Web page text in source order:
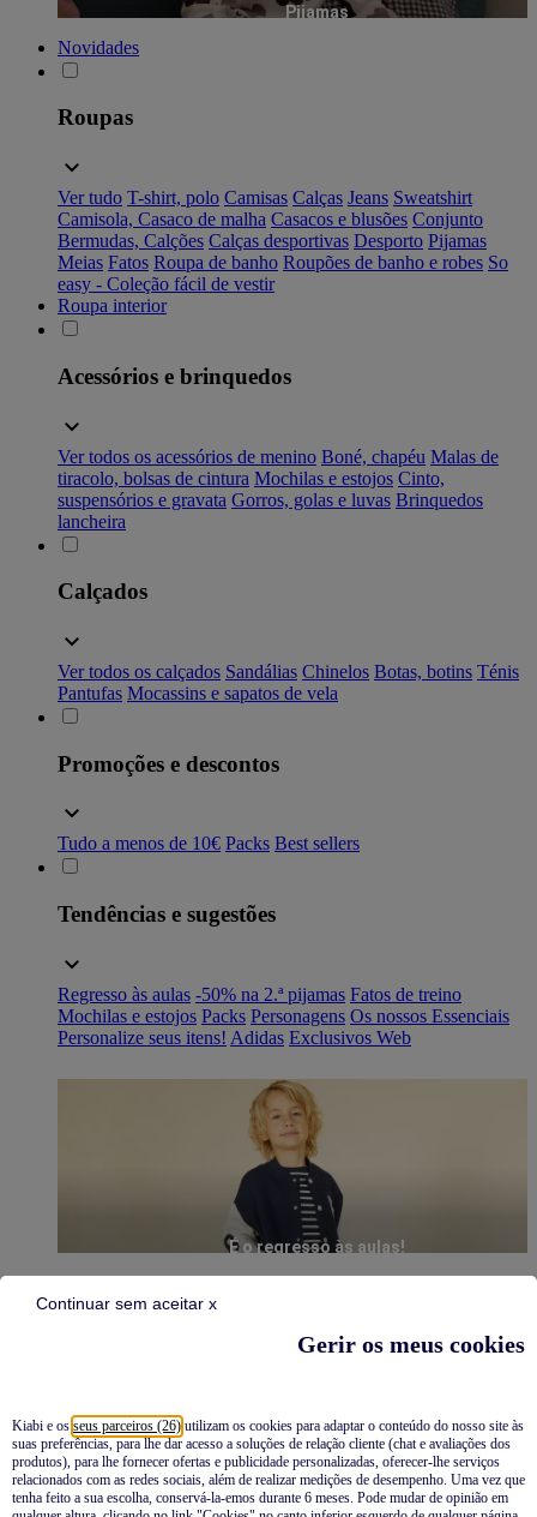
Gerir os meus cookies
Kiabi e os seus parceiros (26) utilizam os cookies para adaptar o conteúdo do nosso site às
suas preferências, para lhe dar acesso a soluções de relação cliente (chat e avaliações dos
produtos), para lhe fornecer ofertas e publicidade personalizadas, oferecer-lhe serviços
relacionados com as redes sociais, além de realizar medições de desempenho. Uma vez que
tenha feito a sua escolha, conservá-la-emos durante 6 meses. Pode mudar de opinião em
Continuar sem aceitar x
Pijamas
Novidades
Roupas
Ver tudo T-shirt, polo Camisas Calças Jeans Sweatshirt
Camisola, Casaco de malha Casacos e blusões Conjunto
Bermudas, Calções Calças desportivas Desporto Pijamas
Meias Fatos Roupa de banho Roupões de banho e robes So
easy - Coleção fácil de vestir
Roupa interior
Acessórios e brinquedos
Ver todos os acessórios de menino Boné, chapéu Malas de
tiracolo, bolsas de cintura Mochilas e estojos Cinto,
suspensórios e gravata Gorros, golas e luvas Brinquedos
lancheira
Calçados
Ver todos os calçados Sandálias Chinelos Botas, botins Ténis
Pantufas Mocassins e sapatos de vela
Promoções e descontos
Tudo a menos de 10€ Packs Best sellers
Tendências e sugestões
Regresso às aulas -50% na 2.ª pijamas Fatos de treino
Mochilas e estojos Packs Personagens Os nossos Essenciais
Personalize seus itens! Adidas Exclusivos Web
É o regresso às aulas!
Pijamas
Novidades